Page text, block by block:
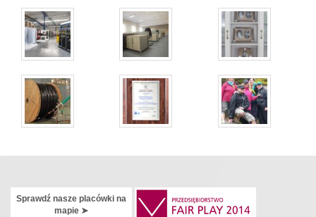
Sprawdź nasze placówki na
mapie ➤